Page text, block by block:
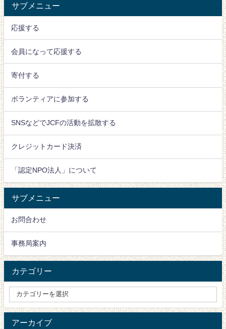
サブメニュー
応援する
会員になって応援する
寄付する
ボランティアに参加する
SNSなどでJCFの活動を拡散する
クレジットカード決済
「認定NPO法人」について
サブメニュー
お問合わせ
事務局案内
カテゴリー
アーカイブ